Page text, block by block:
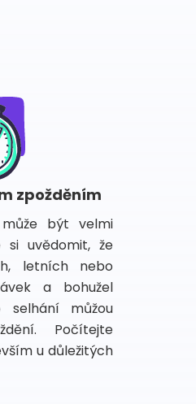
zpožděním
být velmi
si uvědomit, že
letních nebo
a bohužel
selhání můžou
Počítejte
u důležitých